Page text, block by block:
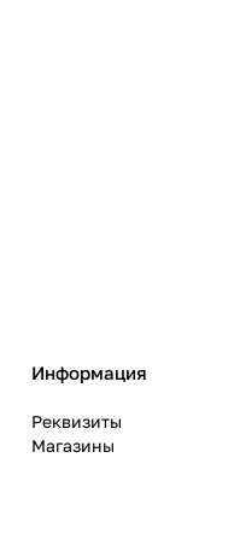
Информация
Реквизиты
Магазины